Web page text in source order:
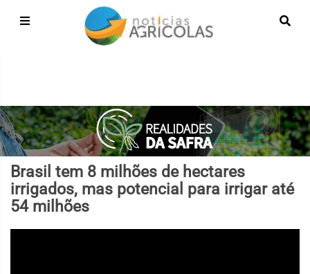
Brasil tem 8 milhões de hectares
irrigados, mas potencial para irrigar até
54 milhões